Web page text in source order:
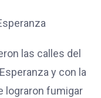
las calles del
y con la
lograron fumigar